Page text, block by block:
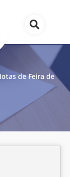
de Feira de